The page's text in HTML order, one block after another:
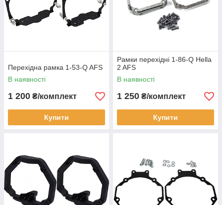
Перехідна рамка 1-53-Q AFS
В наявності
1 200 ₴/комплект
Купити
Рамки перехідні 1-86-Q Hella
2 AFS
В наявності
1 250 ₴/комплект
Купити